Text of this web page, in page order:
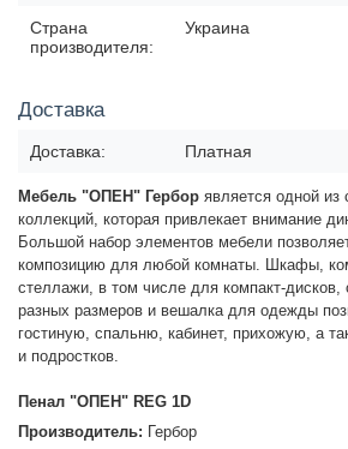
Страна
производителя:
Украина
Доставка
Доставка: Платная
Мебель "ОПЕН" Гербор является одной из
коллекций, которая привлекает внимание
Большой набор элементов мебели
композицию для любой комнаты. Шкафы,
стеллажи, в том числе для компакт-дисков,
разных размеров и вешалка для одежды
гостиную, спальню, кабинет, прихожую, а
и подростков.
Пенал "ОПЕН" REG 1D
Производитель: Гербор